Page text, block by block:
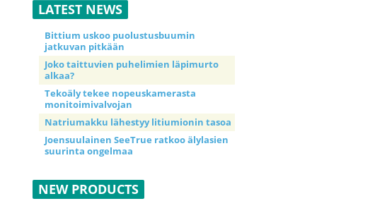
LATEST NEWS
Bittium uskoo puolustusbuumin
jatkuvan pitkään
Joko taittuvien puhelimien läpimurto
alkaa?
Tekoäly tekee nopeuskamerasta
monitoimivalvojan
Natriumakku lähestyy litiumionin tasoa
Joensuulainen SeeTrue ratkoo älylasien
suurinta ongelmaa
NEW PRODUCTS